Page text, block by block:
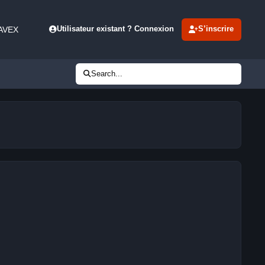
Utilisateur existant ? Connexion S’inscrire
Search...